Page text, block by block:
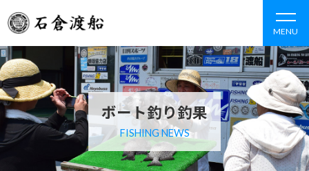
MENU
ボート釣り釣果
FISHING NEWS